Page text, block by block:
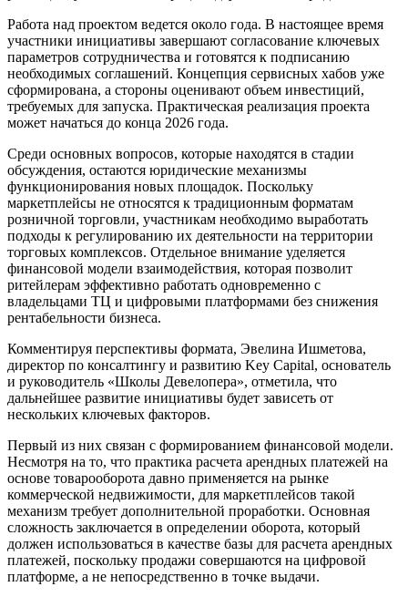
Работа над проектом ведется около года. В настоящее время
участники инициативы завершают согласование ключевых
параметров сотрудничества и готовятся к подписанию
необходимых соглашений. Концепция сервисных хабов уже
сформирована, а стороны оценивают объем инвестиций,
требуемых для запуска. Практическая реализация проекта
может начаться до конца 2026 года.
Среди основных вопросов, которые находятся в стадии
обсуждения, остаются юридические механизмы
функционирования новых площадок. Поскольку
маркетплейсы не относятся к традиционным форматам
розничной торговли, участникам необходимо выработать
подходы к регулированию их деятельности на территории
торговых комплексов. Отдельное внимание уделяется
финансовой модели взаимодействия, которая позволит
ритейлерам эффективно работать одновременно с
владельцами ТЦ и цифровыми платформами без снижения
рентабельности бизнеса.
Комментируя перспективы формата, Эвелина Ишметова,
директор по консалтингу и развитию Key Capital, основатель
и руководитель «Школы Девелопера», отметила, что
дальнейшее развитие инициативы будет зависеть от
нескольких ключевых факторов.
Первый из них связан с формированием финансовой модели.
Несмотря на то, что практика расчета арендных платежей на
основе товарооборота давно применяется на рынке
коммерческой недвижимости, для маркетплейсов такой
механизм требует дополнительной проработки. Основная
сложность заключается в определении оборота, который
должен использоваться в качестве базы для расчета арендных
платежей, поскольку продажи совершаются на цифровой
платформе, а не непосредственно в точке выдачи.